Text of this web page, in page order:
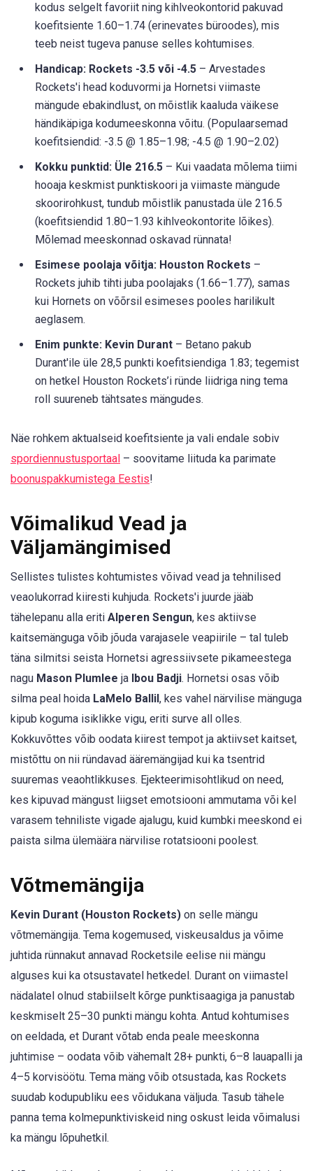
kodus selgelt favoriit ning kihlveokontorid pakuvad
koefitsiente 1.60–1.74 (erinevates büroodes), mis
teeb neist tugeva panuse selles kohtumises.
Handicap: Rockets -3.5 või -4.5 – Arvestades
Rockets'i head koduvormi ja Hornetsi viimaste
mängude ebakindlust, on mõistlik kaaluda väikese
händikäpiga kodumeeskonna võitu. (Populaarsemad
koefitsiendid: -3.5 @ 1.85–1.98; -4.5 @ 1.90–2.02)
Kokku punktid: Üle 216.5 – Kui vaadata mõlema tiimi
hooaja keskmist punktiskoori ja viimaste mängude
skoorirohkust, tundub mõistlik panustada üle 216.5
(koefitsiendid 1.80–1.93 kihlveokontorite lõikes).
Mõlemad meeskonnad oskavad rünnata!
Esimese poolaja võitja: Houston Rockets –
Rockets juhib tihti juba poolajaks (1.66–1.77), samas
kui Hornets on võõrsil esimeses pooles harilikult
aeglasem.
Enim punkte: Kevin Durant – Betano pakub
Durant'ile üle 28,5 punkti koefitsiendiga 1.83; tegemist
on hetkel Houston Rockets’i ründe liidriga ning tema
roll suureneb tähtsates mängudes.
Näe rohkem aktualseid koefitsiente ja vali endale sobiv
spordiennustusportaal – soovitame liituda ka parimate
boonuspakkumistega Eestis!
Võimalikud Vead ja
Väljamängimised
Sellistes tulistes kohtumistes võivad vead ja tehnilised
veaolukorrad kiiresti kuhjuda. Rockets'i juurde jääb
tähelepanu alla eriti Alperen Sengun, kes aktiivse
kaitsemänguga võib jõuda varajasele veapiirile – tal tuleb
täna silmitsi seista Hornetsi agressiivsete pikameestega
nagu Mason Plumlee ja Ibou Badji. Hornetsi osas võib
silma peal hoida LaMelo Ballil , kes vahel närvilise mänguga
kipub koguma isiklikke vigu, eriti surve all olles.
Kokkuvõttes võib oodata kiirest tempot ja aktiivset kaitset,
mistõttu on nii ründavad ääremängijad kui ka tsentrid
suuremas veaohtlikkuses. Ejekteerimisohtlikud on need,
kes kipuvad mängust liigset emotsiooni ammutama või kel
varasem tehniliste vigade ajalugu, kuid kumbki meeskond ei
paista silma ülemäära närvilise rotatsiooni poolest.
Võtmemängija
Kevin Durant (Houston Rockets) on selle mängu
võtmemängija. Tema kogemused, viskeusaldus ja võime
juhtida rünnakut annavad Rocketsile eelise nii mängu
alguses kui ka otsustavatel hetkedel. Durant on viimastel
nädalatel olnud stabiilselt kõrge punktisaagiga ja panustab
keskmiselt 25–30 punkti mängu kohta. Antud kohtumises
on eeldada, et Durant võtab enda peale meeskonna
juhtimise – oodata võib vähemalt 28+ punkti, 6–8 lauapalli ja
4–5 korvisöötu. Tema mäng võib otsustada, kas Rockets
suudab kodupubliku ees võidukana väljuda. Tasub tähele
panna tema kolmepunktiviskeid ning oskust leida võimalusi
ka mängu lõpuhetkil.